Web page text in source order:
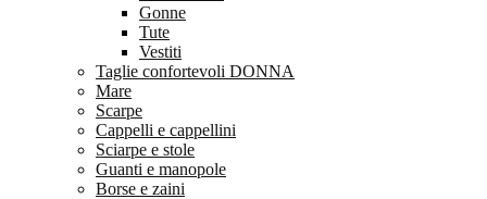
Gonne
Tute
Vestiti
Taglie confortevoli DONNA
Mare
Scarpe
Cappelli e cappellini
Sciarpe e stole
Guanti e manopole
Borse e zaini